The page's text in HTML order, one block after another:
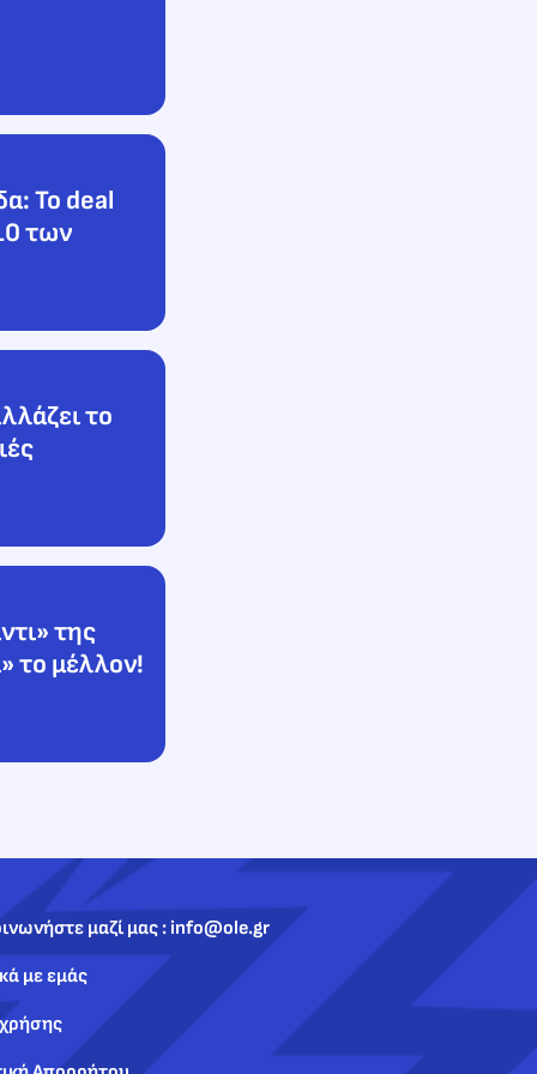
Το deal
των
το
της
το μέλλον!
μαζί μας : info@ole.gr
με εμάς